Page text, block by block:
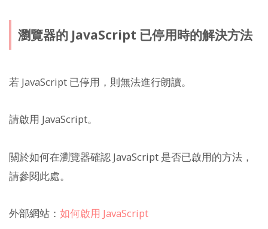
瀏覽器的 JavaScript 已停用時的解決方法
若 JavaScript 已停用，則無法進行朗讀。
請啟用 JavaScript。
關於如何在瀏覽器確認 JavaScript 是否已啟用的方法，
請參閱此處。
外部網站： 如何啟用 JavaScript